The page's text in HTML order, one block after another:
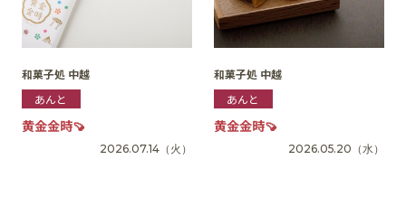
百番街くらぶ
和菓子処 中越
あんと
黄金金時🍠
2026.07.14 （火）
和菓子処 中越
あんと
黄金金時🍠
2026.05.20 （水）